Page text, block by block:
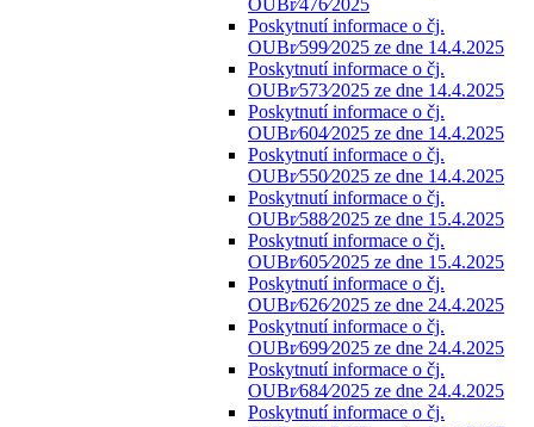
OUBr⁄476⁄2025
Poskytnutí informace o čj.
OUBr⁄599⁄2025 ze dne 14.4.2025
Poskytnutí informace o čj.
OUBr⁄573⁄2025 ze dne 14.4.2025
Poskytnutí informace o čj.
OUBr⁄604⁄2025 ze dne 14.4.2025
Poskytnutí informace o čj.
OUBr⁄550⁄2025 ze dne 14.4.2025
Poskytnutí informace o čj.
OUBr⁄588⁄2025 ze dne 15.4.2025
Poskytnutí informace o čj.
OUBr⁄605⁄2025 ze dne 15.4.2025
Poskytnutí informace o čj.
OUBr⁄626⁄2025 ze dne 24.4.2025
Poskytnutí informace o čj.
OUBr⁄699⁄2025 ze dne 24.4.2025
Poskytnutí informace o čj.
OUBr⁄684⁄2025 ze dne 24.4.2025
Poskytnutí informace o čj.